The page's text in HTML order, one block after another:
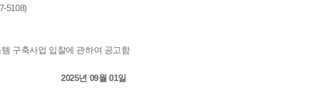
5108)
구축사업 입찰에 관하여 공고함
2025년 09월 01일